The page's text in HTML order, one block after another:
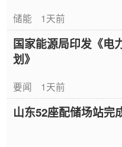
储能 1天前
国家能源局印发《电
划》
要闻 1天前
山东52座配储场站完